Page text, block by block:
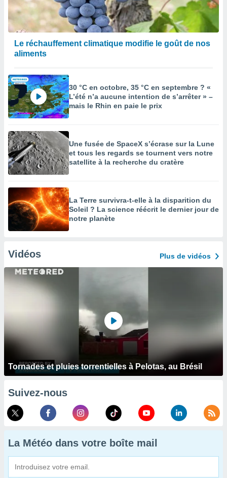
Le réchauffement climatique modifie le goût de nos
aliments
30 °C en octobre, 35 °C en septembre ? «
L’été n’a aucune intention de s’arrêter » –
mais le Rhin en paie le prix
Une fusée de SpaceX s’écrase sur la Lune
et tous les regards se tournent vers notre
satellite à la recherche du cratère
La Terre survivra-t-elle à la disparition du
Soleil ? La science réécrit le dernier jour de
notre planète
Vidéos Plus de vidéos
Tornades et pluies torrentielles à Pelotas, au Brésil
Suivez-nous
La Météo dans votre boîte mail